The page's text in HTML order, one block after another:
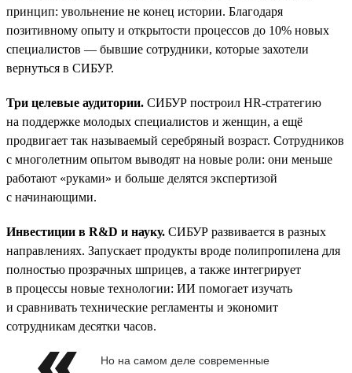
принцип: увольнение не конец истории. Благодаря
позитивному опыту и открытости процессов до 10% новых
специалистов — бывшие сотрудники, которые захотели
вернуться в СИБУР.
Три целевые аудитории. СИБУР построил HR-стратегию
на поддержке молодых специалистов и женщин, а ещё
продвигает так называемый серебряный возраст. Сотрудников
с многолетним опытом выводят на новые роли: они меньше
работают «руками» и больше делятся экспертизой
с начинающими.
Инвестиции в R&D и науку. СИБУР развивается в разных
направлениях. Запускает продукты вроде полипропилена для
полностью прозрачных шприцев, а также интегрирует
в процессы новые технологии: ИИ помогает изучать
и сравнивать технические регламенты и экономит
сотрудникам десятки часов.
Но на самом деле современные